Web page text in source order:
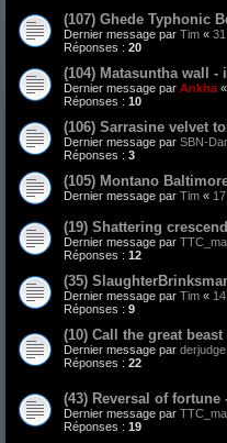
(107) Ghede Typhonic
Dernier message par Tim «
Réponses : 20
(104) Matasuntha wall -
Dernier message par Ankha «
Réponses : 10
(106) Sarrasine velvet
Dernier message par SBN-
Réponses : 3
(105) Montano
Dernier message par Tim «
(19) Shattering
Dernier message par
Réponses : 12
(35)
Dernier message par Tim «
Réponses : 9
(10) Call the great
Dernier message par derjudge
Réponses : 22
(43) Reversal of fortune
Dernier message par
Réponses : 19